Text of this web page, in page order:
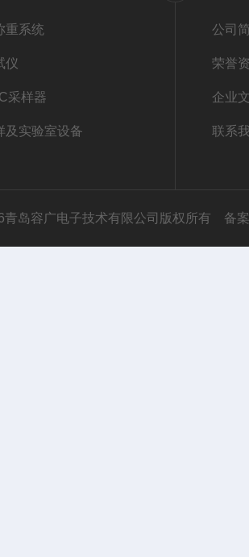
重系统
仪
采样器
及实验室设备
公司
荣誉
企业
联系
青岛容广电子技术有限公司版权所有 备